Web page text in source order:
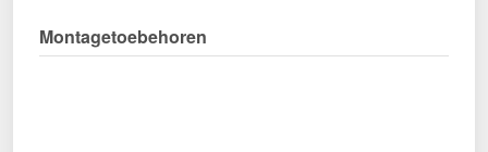
Montagetoebehoren